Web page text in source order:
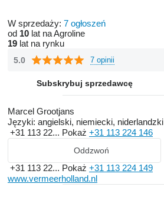
W sprzedaży: 7 ogłoszeń
od 10 lat na Agroline
19 lat na rynku
5.0 7 opinii
Subskrybuj sprzedawcę
Marcel Grootjans
Języki: angielski, niemiecki, niderlandzki
+31 113 22... Pokaż +31 113 224 146
Oddzwoń
+31 113 22... Pokaż +31 113 224 149
www.vermeerholland.nl